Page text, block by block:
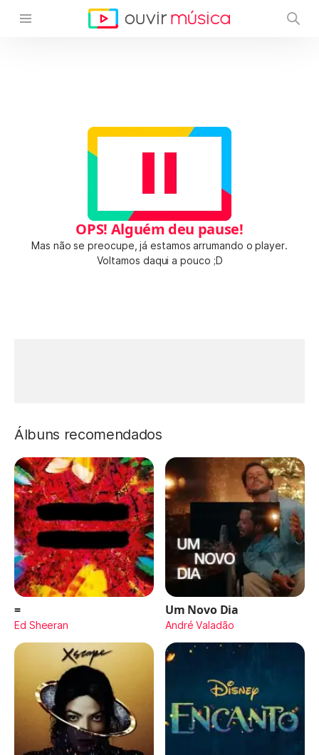
OPS! Alguém deu pause!
Mas não se preocupe, já estamos arrumando o player.
Voltamos daqui a pouco ;D
Álbuns recomendados
=
Ed Sheeran
Um Novo Dia
André Valadão